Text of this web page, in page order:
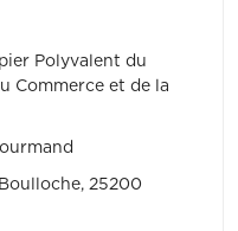
Polyvalent du
Commerce et de la
25200